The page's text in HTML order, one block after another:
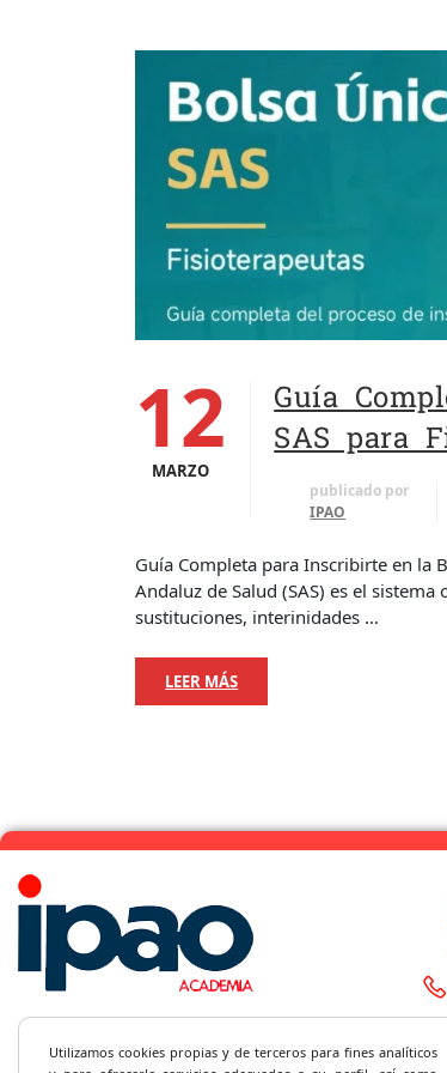
12
MARZO
Guía
SAS para
publicado por
IPAO
Guía Completa para Inscribirte en la
Andaluz de Salud (SAS) es el
sustituciones, interinidades …
LEER MÁS
Utilizamos cookies propias y de terceros para fines analíticos